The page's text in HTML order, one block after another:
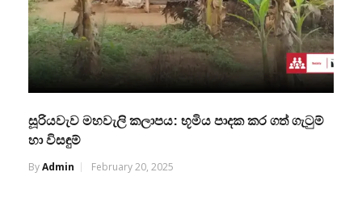
සූරියවැව මහවැලි කලාපය: භූමිය පාදක කර ගත් ගැටුම්
හා විසඳුම්
ByAdmin February 20, 2025